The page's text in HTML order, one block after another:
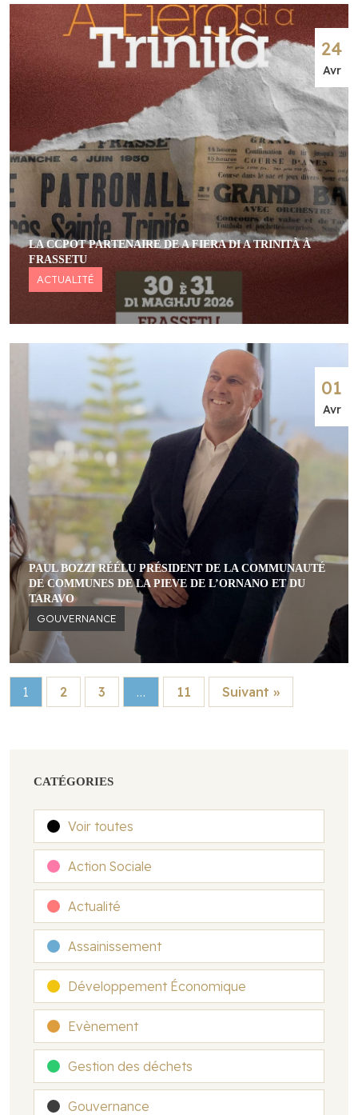
24
Avr
LA CCPOT PARTENAIRE DE A FIERA DI A TRINITÀ À
FRASSETU
ACTUALITÉ
01
Avr
PAUL BOZZI RÉÉLU PRÉSIDENT DE LA COMMUNAUTÉ
DE COMMUNES DE LA PIEVE DE L’ORNANO ET DU
TARAVO
GOUVERNANCE
1 2 3 … 11 Suivant »
CATÉGORIES
Voir toutes
Action Sociale
Actualité
Assainissement
Développement Économique
Evènement
Gestion des déchets
Gouvernance